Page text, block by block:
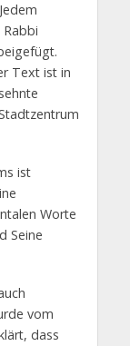
Text ist in
ist
Worte
Seine
vom
dass